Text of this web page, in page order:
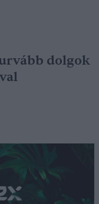
dolgok